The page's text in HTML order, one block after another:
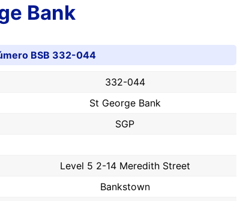
Bank
BSB 332-044
332-044
St George Bank
SGP
Level 5 2-14 Meredith Street
Bankstown